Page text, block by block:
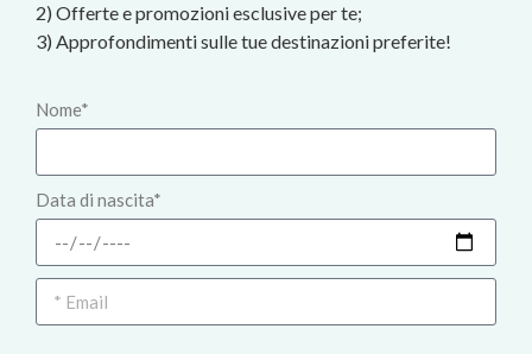
2) Offerte e promozioni esclusive per te;
3) Approfondimenti sulle tue destinazioni preferite!
Nome*
Data di nascita*